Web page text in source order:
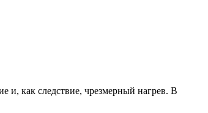
и, как следствие, чрезмерный нагрев. В